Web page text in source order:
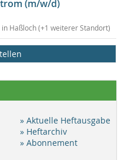
(m/w/d)
in Haßloch (+1 weiterer Standort)
» Aktuelle Heftausgabe
» Heftarchiv
» Abonnement